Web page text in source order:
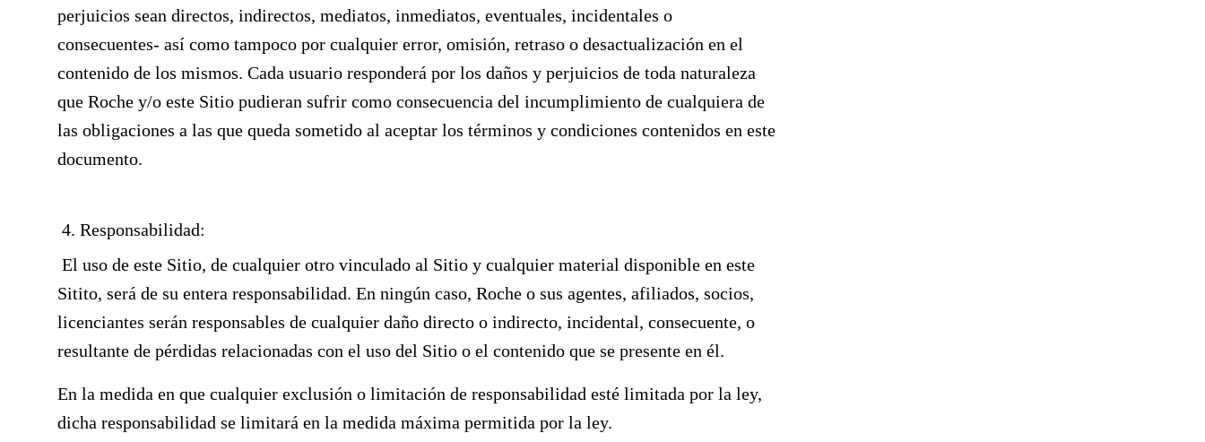
perjuicios sean directos, indirectos, mediatos, inmediatos, eventuales, incidentales o
consecuentes- así como tampoco por cualquier error, omisión, retraso o desactualización en el
contenido de los mismos. Cada usuario responderá por los daños y perjuicios de toda naturaleza
que Roche y/o este Sitio pudieran sufrir como consecuencia del incumplimiento de cualquiera de
las obligaciones a las que queda sometido al aceptar los términos y condiciones contenidos en este
documento.
4. Responsabilidad:
El uso de este Sitio, de cualquier otro vinculado al Sitio y cualquier material disponible en este
Sitito, será de su entera responsabilidad. En ningún caso, Roche o sus agentes, afiliados, socios,
licenciantes serán responsables de cualquier daño directo o indirecto, incidental, consecuente, o
resultante de pérdidas relacionadas con el uso del Sitio o el contenido que se presente en él.
En la medida en que cualquier exclusión o limitación de responsabilidad esté limitada por la ley,
dicha responsabilidad se limitará en la medida máxima permitida por la ley.